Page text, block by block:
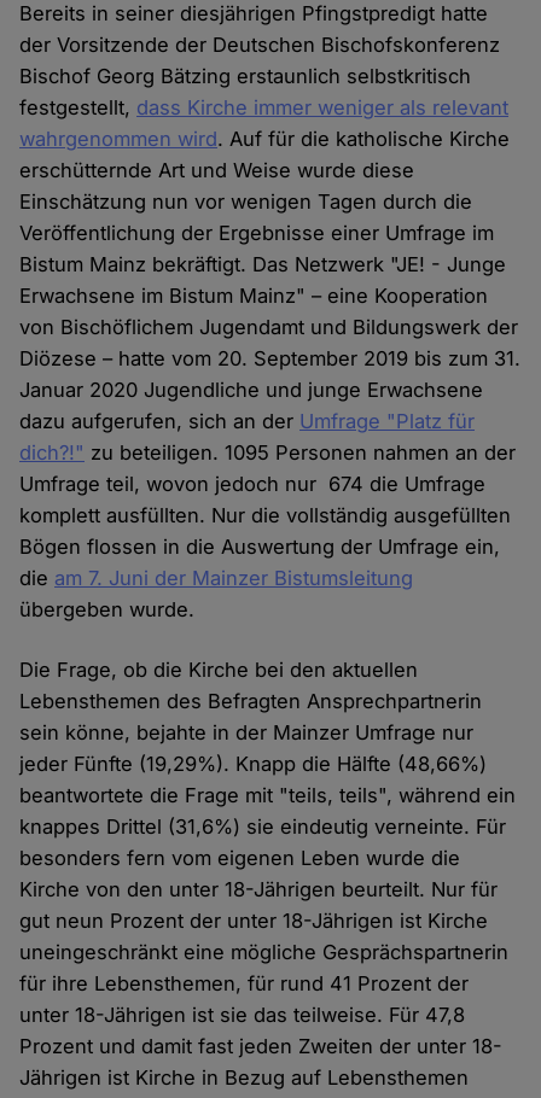
Bereits in seiner diesjährigen Pfingstpredigt hatte
der Vorsitzende der Deutschen Bischofskonferenz
Bischof Georg Bätzing erstaunlich selbstkritisch
festgestellt, dass Kirche immer weniger als relevant
wahrgenommen wird. Auf für die katholische Kirche
erschütternde Art und Weise wurde diese
Einschätzung nun vor wenigen Tagen durch die
Veröffentlichung der Ergebnisse einer Umfrage im
Bistum Mainz bekräftigt. Das Netzwerk "JE! - Junge
Erwachsene im Bistum Mainz" – eine Kooperation
von Bischöflichem Jugendamt und Bildungswerk der
Diözese – hatte vom 20. September 2019 bis zum 31.
Januar 2020 Jugendliche und junge Erwachsene
dazu aufgerufen, sich an der Umfrage "Platz für
dich?!" zu beteiligen. 1095 Personen nahmen an der
Umfrage teil, wovon jedoch nur 674 die Umfrage
komplett ausfüllten. Nur die vollständig ausgefüllten
Bögen flossen in die Auswertung der Umfrage ein,
die am 7. Juni der Mainzer Bistumsleitung
übergeben wurde.
Die Frage, ob die Kirche bei den aktuellen
Lebensthemen des Befragten Ansprechpartnerin
sein könne, bejahte in der Mainzer Umfrage nur
jeder Fünfte (19,29%). Knapp die Hälfte (48,66%)
beantwortete die Frage mit "teils, teils", während ein
knappes Drittel (31,6%) sie eindeutig verneinte. Für
besonders fern vom eigenen Leben wurde die
Kirche von den unter 18-Jährigen beurteilt. Nur für
gut neun Prozent der unter 18-Jährigen ist Kirche
uneingeschränkt eine mögliche Gesprächspartnerin
für ihre Lebensthemen, für rund 41 Prozent der
unter 18-Jährigen ist sie das teilweise. Für 47,8
Prozent und damit fast jeden Zweiten der unter 18-
Jährigen ist Kirche in Bezug auf Lebensthemen